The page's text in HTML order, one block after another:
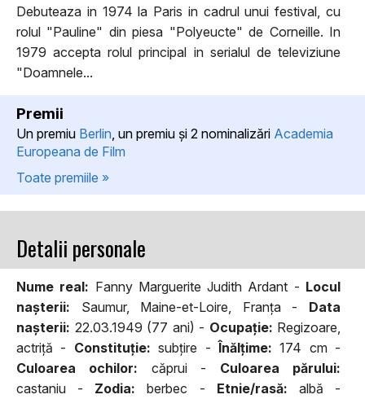
Debuteaza in 1974 la Paris in cadrul unui festival, cu
rolul "Pauline" din piesa "Polyeucte" de Corneille. In
1979 accepta rolul principal in serialul de televiziune
"Doamnele...
Premii
Un premiu Berlin , un premiu şi 2 nominalizări Academia
Europeana de Film
Toate premiile »
Detalii personale
Nume real: Fanny Marguerite Judith Ardant - Locul
naşterii: Saumur, Maine-et-Loire, Franța - Data
naşterii: 22.03.1949 (77 ani) - Ocupaţie: Regizoare,
actriţă - Constituţie: subţire -Înălţime: 174 cm -
Culoarea ochilor: căprui - Culoarea părului:
castaniu - Zodia: berbec - Etnie/rasă: albă -